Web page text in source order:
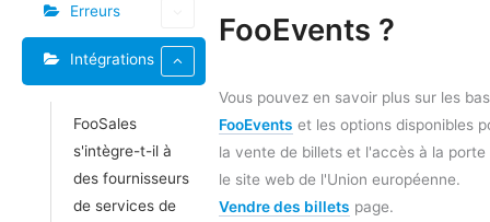
Erreurs
Intégrations
FooSales
s'intègre-t-il à
des fournisseurs
de services de
FooEvents ?
Vous pouvez en savoir plus sur les
FooEvents et les options disponibles
la vente de billets et l'accès à la porte
le site web de l'Union européenne.
Vendre des billets page.